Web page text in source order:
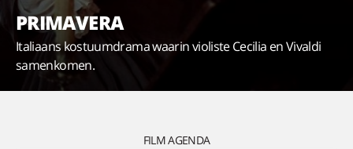
PRIMAVERA
Italiaans kostuumdrama waarin violiste Cecilia en Vivaldi
samenkomen.
FILM AGENDA